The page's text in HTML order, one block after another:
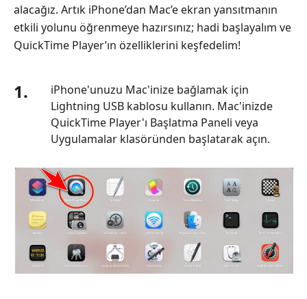
alacağız. Artık iPhone’dan Mac’e ekran yansıtmanın
etkili yolunu öğrenmeye hazırsınız; hadi başlayalım ve
QuickTime Player’ın özelliklerini keşfedelim!
1.
iPhone'unuzu Mac'inize bağlamak için
Lightning USB kablosu kullanın. Mac'inizde
QuickTime Player'ı Başlatma Paneli veya
Uygulamalar klasöründen başlatarak açın.